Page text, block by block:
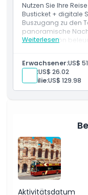
Nutzen Sie Ihre
Busticket + digitale
Buszugang zu den
panoramische
wunderschön
Weiterlesen
72-Stunden
1-stündige
Kostenlose
Audioguides.
Erwachsener:US$
Kind:US$ 26.02
Familie:US$ 129.98
Aktivitätsdatum